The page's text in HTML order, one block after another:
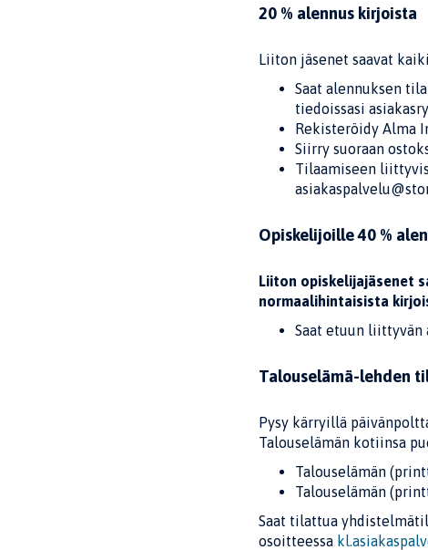
20 % alennus kirjoista
Liiton jäsenet saavat
Saat alennuksen
tiedoissasi
Rekisteröidy Alma
Siirry suoraan
Tilaamiseen
Opiskelijoille 40 %
Liiton opiskelijajäsenet
normaalihintaisista
Saat etuun liittyvän
Talouselämä-lehden
Pysy kärryillä
Talouselämän kotiinsa
Talouselämän
Talouselämän
Saat tilattua
osoitteessa